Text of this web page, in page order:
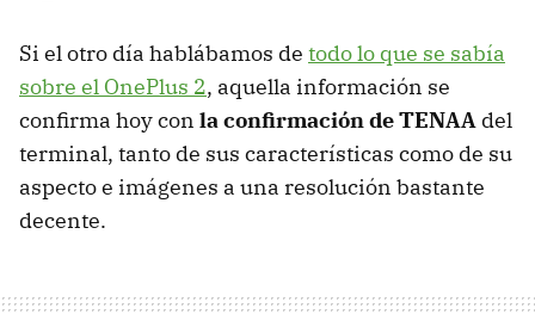
Si el otro día hablábamos de todo lo que se sabía
sobre el OnePlus 2, aquella información se
confirma hoy con la confirmación de TENAA del
terminal, tanto de sus características como de su
aspecto e imágenes a una resolución bastante
decente.